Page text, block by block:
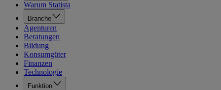
Warum Statista
Branche
Agenturen
Beratungen
Bildung
Konsumgüter
Finanzen
Technologie
Funktion